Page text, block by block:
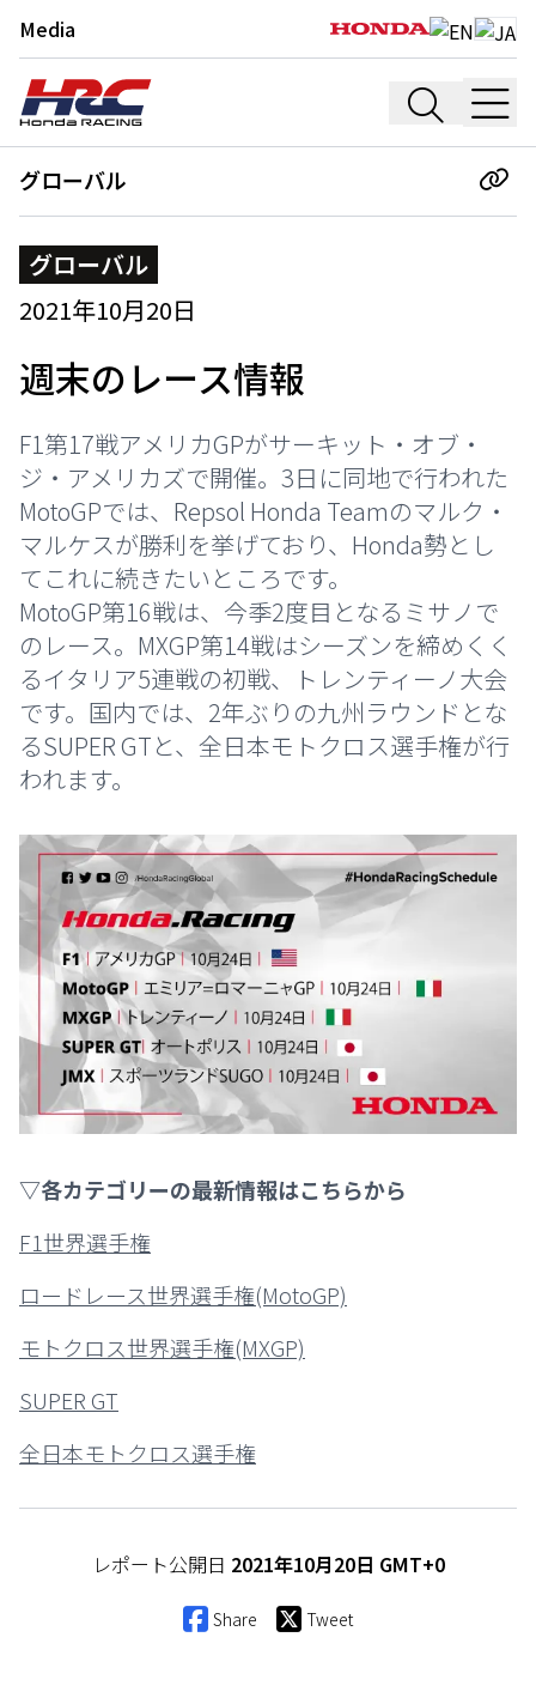
Media
グローバル
グローバル
2021年10月20日
週末のレース情報
F1第17戦アメリカGPがサーキット・オブ・
ジ・アメリカズで開催。3日に同地で行われた
MotoGPでは、Repsol Honda Teamのマルク・
マルケスが勝利を挙げており、Honda勢とし
てこれに続きたいところです。
MotoGP第16戦は、今季2度目となるミサノで
のレース。MXGP第14戦はシーズンを締めくく
るイタリア5連戦の初戦、トレンティーノ大会
です。国内では、2年ぶりの九州ラウンドとな
るSUPER GTと、全日本モトクロス選手権が行
われます。
▽各カテゴリーの最新情報はこちらから
F1世界選手権
ロードレース世界選手権(MotoGP)
モトクロス世界選手権(MXGP)
SUPER GT
全日本モトクロス選手権
レポート公開日 2021年10月20日 GMT+0
Share Tweet